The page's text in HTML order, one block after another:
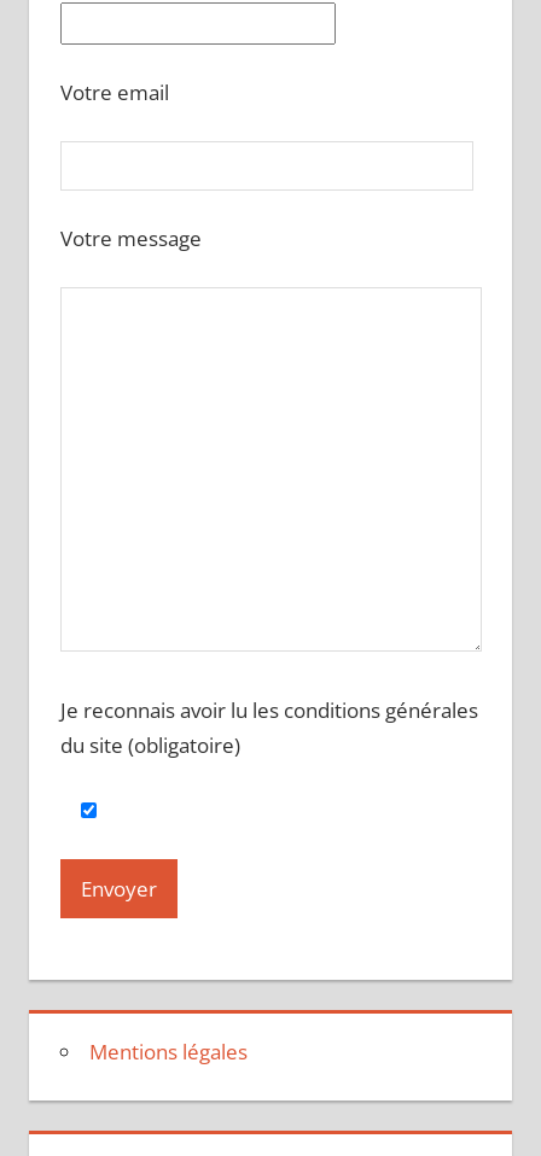
Votre email
Votre message
Je reconnais avoir lu les conditions générales
du site (obligatoire)
Mentions légales